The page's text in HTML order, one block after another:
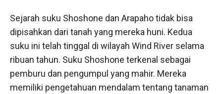
Sejarah suku Shoshone dan Arapaho tidak bisa
dipisahkan dari tanah yang mereka huni. Kedua
suku ini telah tinggal di wilayah Wind River selama
ribuan tahun. Suku Shoshone terkenal sebagai
pemburu dan pengumpul yang mahir. Mereka
memiliki pengetahuan mendalam tentang tanaman